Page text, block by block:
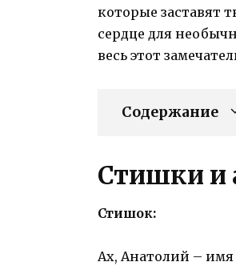
которые заставят
сердце для
весь этот
Содержание
Стишки и
Стишок:
Ах, Анатолий – имя